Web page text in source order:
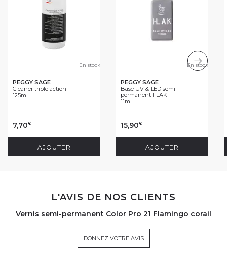
En stock
PEGGY SAGE
Cleaner triple action
125ml
7,70€
AJOUTER
En stock
PEGGY SAGE
Base UV & LED semi-
permanent I-LAK
11ml
15,90€
AJOUTER
L'AVIS DE NOS CLIENTS
Vernis semi-permanent Color Pro 21 Flamingo corail
DONNEZ VOTRE AVIS